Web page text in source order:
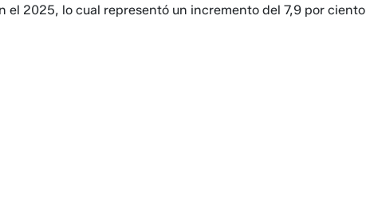
el 2025, lo cual representó un incremento del 7,9 por ciento